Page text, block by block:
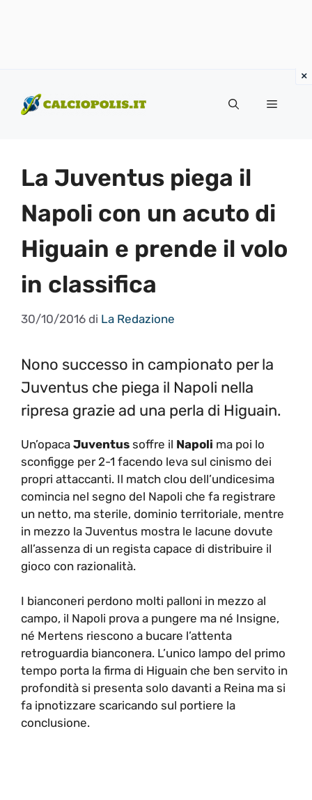
contenuto
Menu
La Juventus piega il
Napoli con un acuto di
Higuain e prende il volo
in classifica
30/10/2016 di La Redazione
Nono successo in campionato per la
Juventus che piega il Napoli nella
ripresa grazie ad una perla di Higuain.
Un’opaca Juventus soffre il Napoli ma poi lo
sconfigge per 2-1 facendo leva sul cinismo dei
propri attaccanti. Il match clou dell’undicesima
comincia nel segno del Napoli che fa registrare
un netto, ma sterile, dominio territoriale, mentre
in mezzo la Juventus mostra le lacune dovute
all’assenza di un regista capace di distribuire il
gioco con razionalità.
I bianconeri perdono molti palloni in mezzo al
campo, il Napoli prova a pungere ma né Insigne,
né Mertens riescono a bucare l’attenta
retroguardia bianconera. L’unico lampo del primo
tempo porta la firma di Higuain che ben servito in
profondità si presenta solo davanti a Reina ma si
fa ipnotizzare scaricando sul portiere la
conclusione.